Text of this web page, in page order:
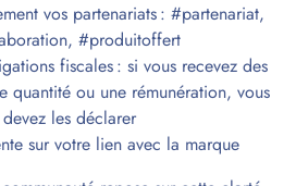
vos partenariats : #partenariat,
#produitoffert
fiscales : si vous recevez des
quantité ou une rémunération, vous
devez les déclarer
sur votre lien avec la marque